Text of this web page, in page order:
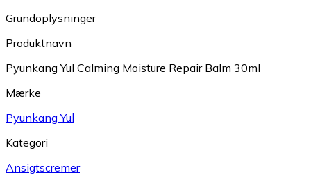
Grundoplysninger
Produktnavn
Pyunkang Yul Calming Moisture Repair Balm 30ml
Mærke
Pyunkang Yul
Kategori
Ansigtscremer